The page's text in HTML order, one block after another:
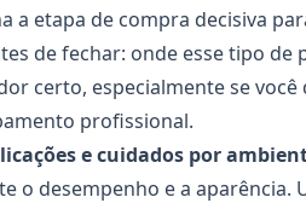
a etapa de compra decisiva
de fechar: onde esse tipo
certo, especialmente se você
profissional.
e cuidados por
o desempenho e a aparência.